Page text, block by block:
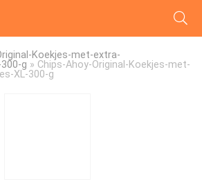
Koekjes-met-extra-
g » Chips-Ahoy-Original-Koekjes-met-
XL-300-g